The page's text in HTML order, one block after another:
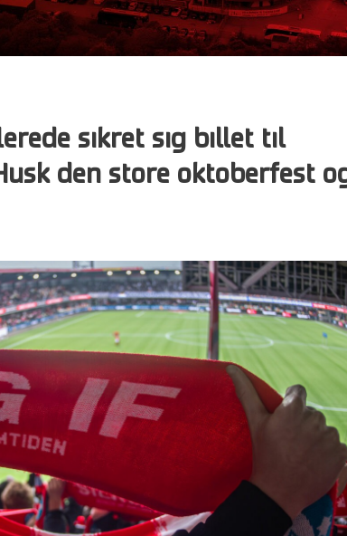
sikret sig billet til
den store oktoberfest